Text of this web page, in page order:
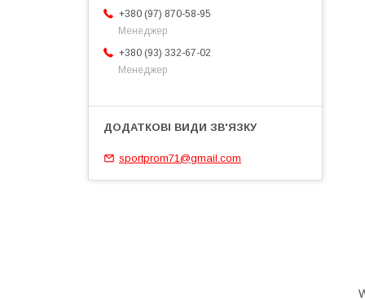
+380 (97) 870-58-95
Менеджер
+380 (93) 332-67-02
Менеджер
sportprom71@gmail.com